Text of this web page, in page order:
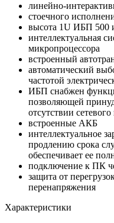
линейно-
стоечного
высота 1U ИБП 500
интеллектуальная
микропроцессора
встроенный
автоматический
частотой
ИБП снабжен
позволяющей
отсутствии
встроенные АКБ
интеллектуальное
продлению срока
обеспечивает ее
подключение к ПК
защита от
перенапряжения
Характеристики